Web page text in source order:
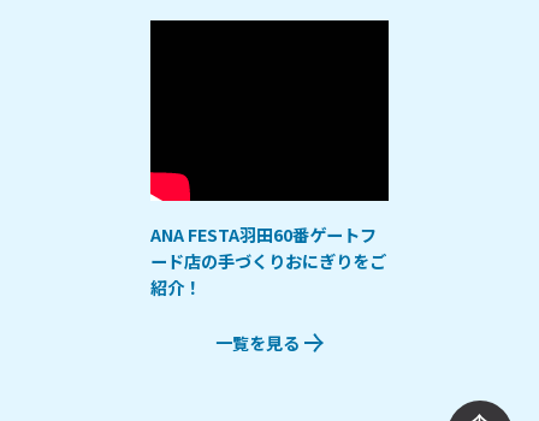
ANA FESTA羽田60番ゲートフ
ード店の手づくりおにぎりをご
紹介！
一覧を見る